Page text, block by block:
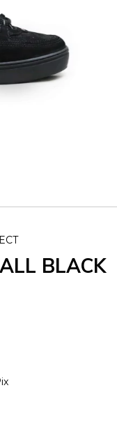
BLACK